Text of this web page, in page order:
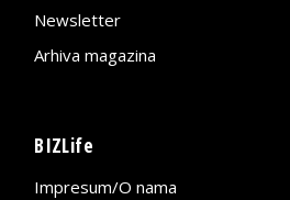
Newsletter
Arhiva magazina
BIZLife
Impresum/O nama